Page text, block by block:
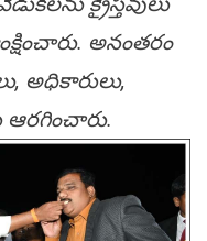
అనంతరం
అధికారులు,
ఆరగించారు.